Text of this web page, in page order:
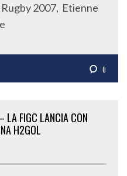
2007, Etienne
0
LA FIGC LANCIA CON
H2GOL